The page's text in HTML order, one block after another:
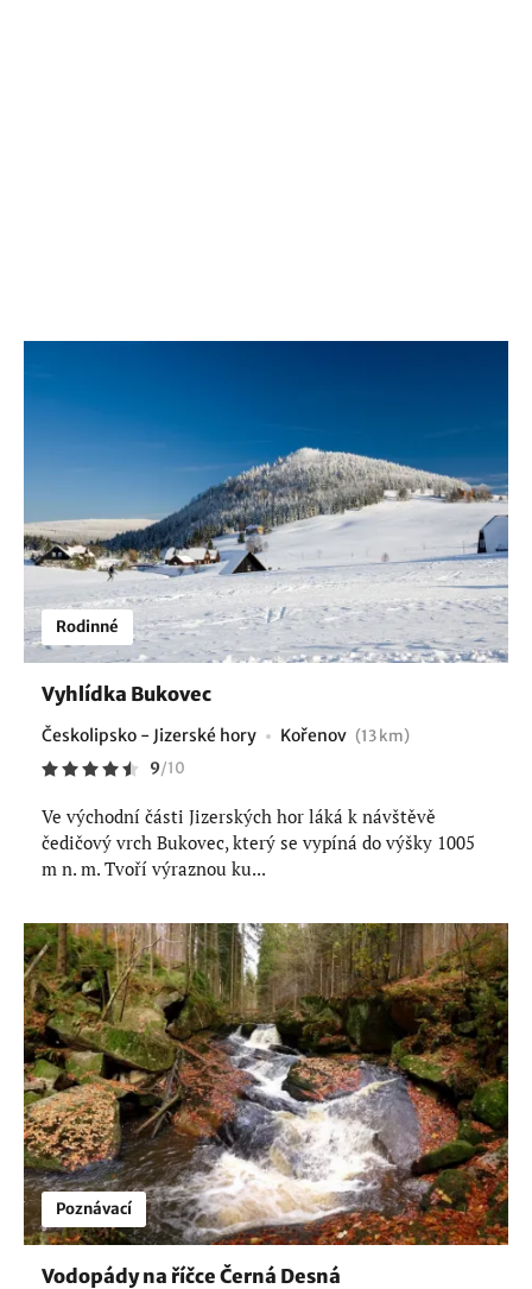
Rodinné
Vyhlídka Bukovec
Českolipsko - Jizerské hory Kořenov (13 km)
9/10
Ve východní části Jizerských hor láká k návštěvě
čedičový vrch Bukovec, který se vypíná do výšky 1005
m n. m. Tvoří výraznou ku...
Poznávací
Vodopády na říčce Černá Desná